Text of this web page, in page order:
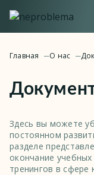
Главная О нас
Здесь вы можете
постоянном
разделе
окончание
тренингов в сфере